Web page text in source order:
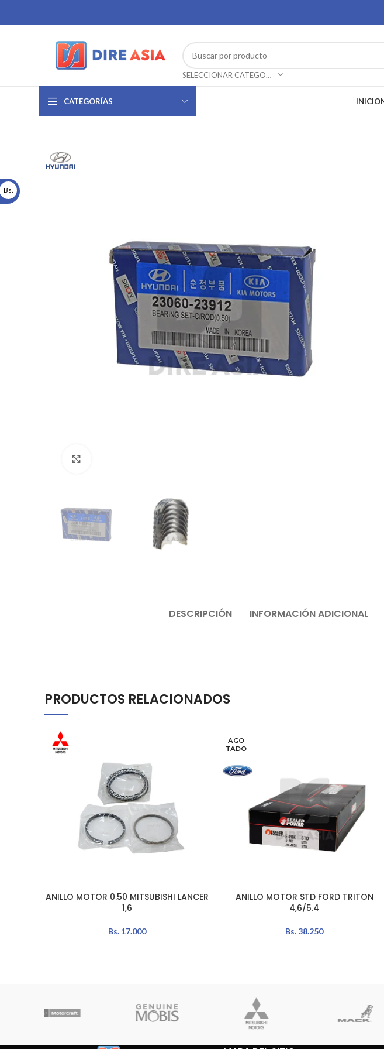
SELECCIONAR CATEGORÍA
CATEGORÍAS INICIO
DESCRIPCIÓN INFORMACIÓN ADICIONAL
PRODUCTOS RELACIONADOS
AÑADIR AL CARRITO
ANILLO MOTOR 0.50 MITSUBISHI LANCER
1,6
Bs. 17.000
AGO
TADO
LEER MÁS
ANILLO MOTOR STD FORD TRITON
4,6/5.4
Bs.38.250
Bs.